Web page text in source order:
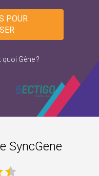
POUR
quoi Gène ?
SyncGene